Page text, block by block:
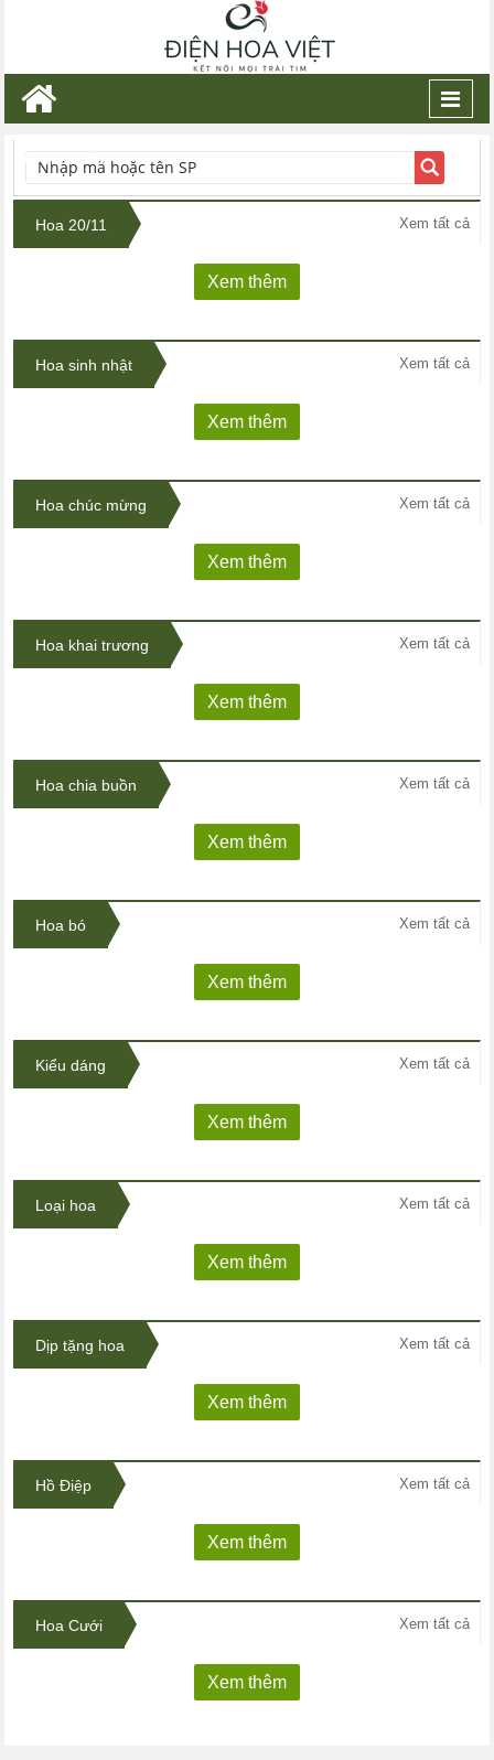
TÌM KIẾM
Hoa 20/11 Xem tất cả
Xem thêm
Hoa sinh nhật Xem tất cả
Xem thêm
Hoa chúc mừng Xem tất cả
Xem thêm
Hoa khai trương Xem tất cả
Xem thêm
Hoa chia buồn Xem tất cả
Xem thêm
Hoa bó Xem tất cả
Xem thêm
Kiểu dáng Xem tất cả
Xem thêm
Loại hoa Xem tất cả
Xem thêm
Dịp tặng hoa Xem tất cả
Xem thêm
Hồ Điệp Xem tất cả
Xem thêm
Hoa Cưới Xem tất cả
Xem thêm